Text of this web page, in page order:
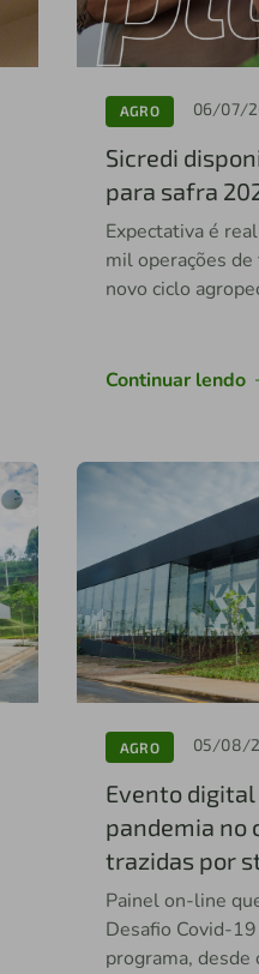
AGRO 06/07/
Sicredi
para safra
Expectativa é
mil operações
novo ciclo
Continuar lendo
AGRO 05/08/
Evento
pandemia no
trazidas por
Painel on-line
Desafio Covid-
programa,